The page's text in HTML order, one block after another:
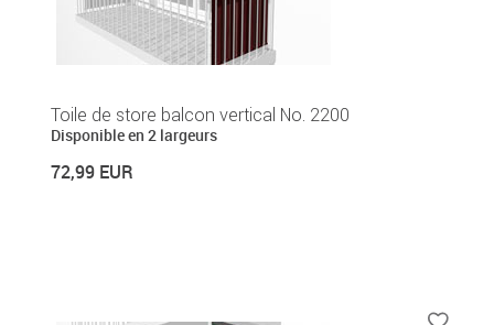
Toile de store balcon vertical No. 2200
Disponible en 2 largeurs
72,99 EUR